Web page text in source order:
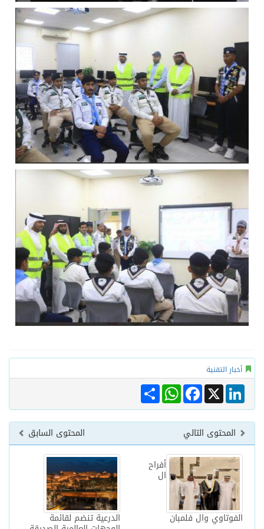
أخبار التقنية
Share
WhatsAppFacebook X
LinkedIn
المحتوى السابق المحتوى التالي
الدرعية تنضم لقائمة
أفراح
ال
الفوتاوي وال فلمبان